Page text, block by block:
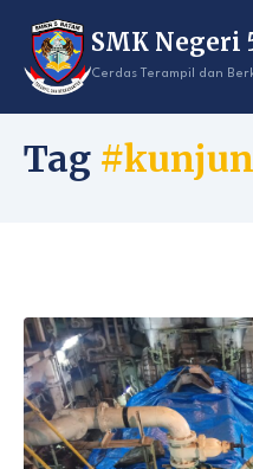
content
SMK Negeri
Cerdas Terampil dan
Tag